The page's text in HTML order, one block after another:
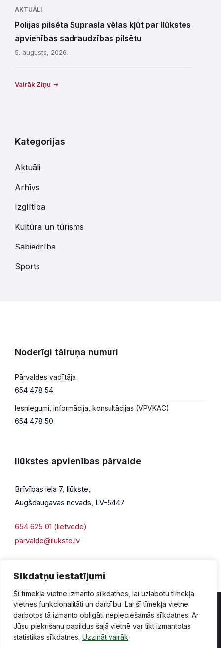
Sīkdatņu iestatījumi
Šī tīmekļa vietne izmanto sīkdatnes, lai uzlabotu tīmekļa
vietnes funkcionalitāti un darbību. Lai šī tīmekļa vietne
darbotos tā izmanto obligāti nepieciešamās sīkdatnes. Ar
Jūsu piekrišanu papildus šajā vietnē var tikt izmantotas
statistikas sīkdatnes. Uzzināt vairāk
AKTUĀLI
Polijas pilsēta Suprasla vēlas kļūt par Ilūkstes
apvienības sadraudzības pilsētu
5. augusts, 2026.
Vairāk Ziņu
Kategorijas
Aktuāli
Arhīvs
Izglītība
Kultūra un tūrisms
Sabiedrība
Sports
Noderīgi tālruņa numuri
Pārvaldes vadītāja
654 478 54
Iesniegumi, informācija, konsultācijas (VPVKAC)
654 478 50
Ilūkstes apvienības pārvalde
Brīvības iela 7, Ilūkste,
Augšdaugavas novads, LV-5447
654 625 01 (lietvede)
parvalde@ilukste.lv
Privātuma politika Piekļūstamība
Lapas karte